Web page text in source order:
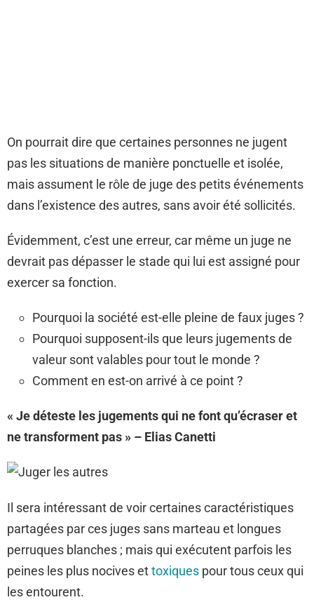
On pourrait dire que certaines personnes ne jugent
pas les situations de manière ponctuelle et isolée,
mais assument le rôle de juge des petits événements
dans l’existence des autres, sans avoir été sollicités.
Évidemment, c’est une erreur, car même un juge ne
devrait pas dépasser le stade qui lui est assigné pour
exercer sa fonction.
Pourquoi la société est-elle pleine de faux juges ?
Pourquoi supposent-ils que leurs jugements de
valeur sont valables pour tout le monde ?
Comment en est-on arrivé à ce point ?
« Je déteste les jugements qui ne font qu’écraser et
ne transforment pas » – Elias Canetti
Il sera intéressant de voir certaines caractéristiques
partagées par ces juges sans marteau et longues
perruques blanches ; mais qui exécutent parfois les
peines les plus nocives ettoxiques pour tous ceux qui
les entourent.